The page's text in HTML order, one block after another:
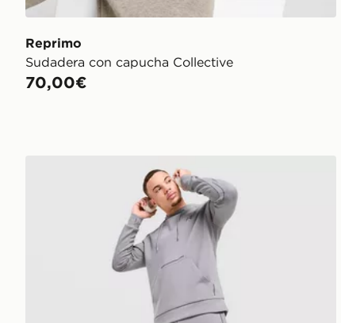
Reprimo
Sudadera con capucha Collective
70,00€